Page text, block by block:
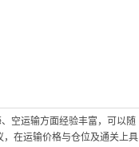
空运输方面经验丰富，可以随
在运输价格与仓位及通关上具